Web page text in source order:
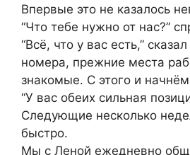
Впервые это не казалось
“Что тебе нужно от нас?”
“Всё, что у вас есть,”
номера, прежние места
знакомые. С этого и
“У вас обеих сильная
Следующие несколько
быстро.
Мы с Леной ежедневно